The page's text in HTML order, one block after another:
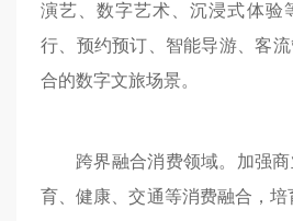
演艺、数字艺术、沉浸式体验
行、预约预订、智能导游、客
合的数字文旅场景。
跨界融合消费领域。加强
育、健康、交通等消费融合，培